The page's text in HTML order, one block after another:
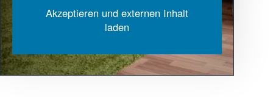
Akzeptieren und externen Inhalt
laden